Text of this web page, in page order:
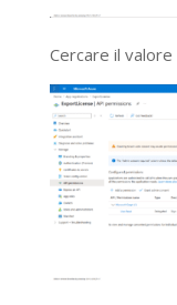
Cercare il valore